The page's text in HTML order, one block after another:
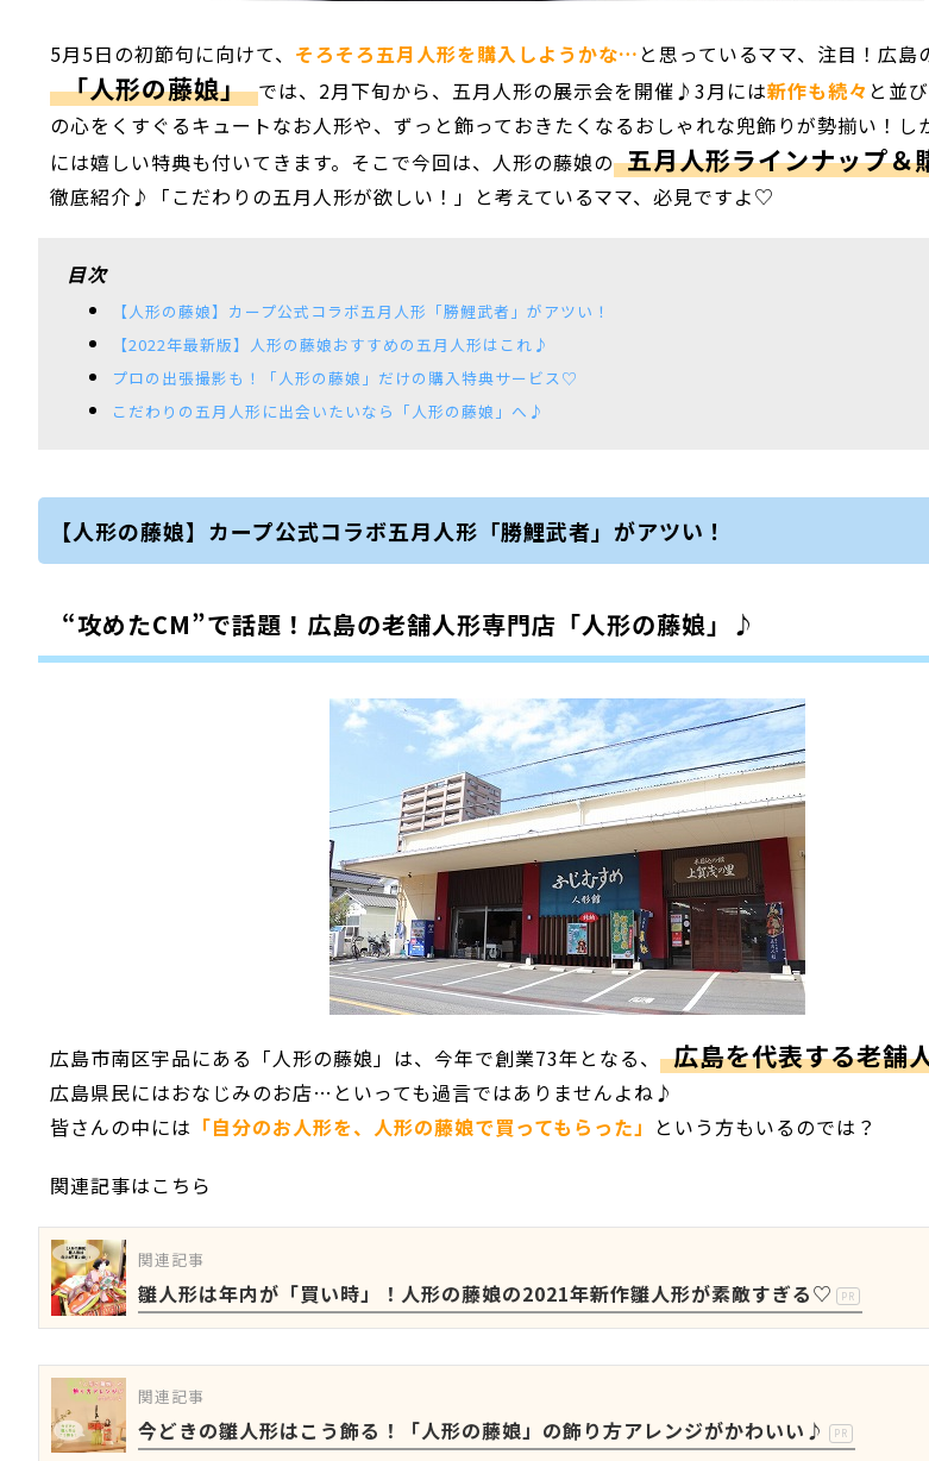
5月5日の初節句に向けて、 そろそろ五月人形を購入しようかな… と思っているママ、注目！広島
「人形の藤娘」 では、2月下旬から、五月人形の展示会を開催♪3月には新作も続々 と並
の心をくすぐるキュートなお人形や、ずっと飾っておきたくなるおしゃれな兜飾りが勢揃い！し
には嬉しい特典も付いてきます。そこで今回は、人形の藤娘の 五月人形ラインナップ＆
徹底紹介♪「こだわりの五月人形が欲しい！」と考えているママ、必見ですよ♡
目次
【人形の藤娘】カープ公式コラボ五月人形「勝鯉武者」がアツい！
【2022年最新版】人形の藤娘おすすめの五月人形はこれ♪
プロの出張撮影も！「人形の藤娘」だけの購入特典サービス♡
こだわりの五月人形に出会いたいなら「人形の藤娘」へ♪
【人形の藤娘】カープ公式コラボ五月人形「勝鯉武者」がアツい！
“攻めたCM”で話題！広島の老舗人形専門店「人形の藤娘」♪
広島市南区宇品にある「人形の藤娘」は、今年で創業73年となる、 広島を代表する老舗
広島県民にはおなじみのお店…といっても過言ではありませんよね♪
皆さんの中には 「自分のお人形を、人形の藤娘で買ってもらった」 という方もいるのでは？
関連記事はこちら
関連記事
雛人形は年内が「買い時」！人形の藤娘の2021年新作雛人形が素敵すぎる♡ PR
関連記事
今どきの雛人形はこう飾る！「人形の藤娘」の飾り方アレンジがかわいい♪ PR